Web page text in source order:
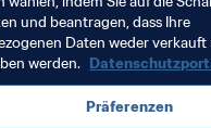
Überraschung gelingt.
verfolgen
und beantragen, dass Ihre
Daten weder verkauft
werden.
Präferenzen